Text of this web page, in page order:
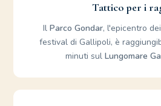
Tattico per i
Il Parco Gondar, l'epicentro
festival di Gallipoli, è
minuti sul Lungomare